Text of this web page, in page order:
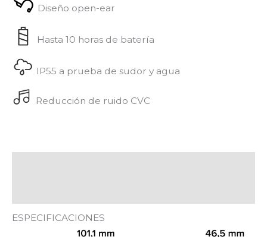
Diseño open-ear
Hasta 10 horas de batería
IP55 a prueba de sudor y agua
Reducción de ruido CVC
ESPECIFICACIONES